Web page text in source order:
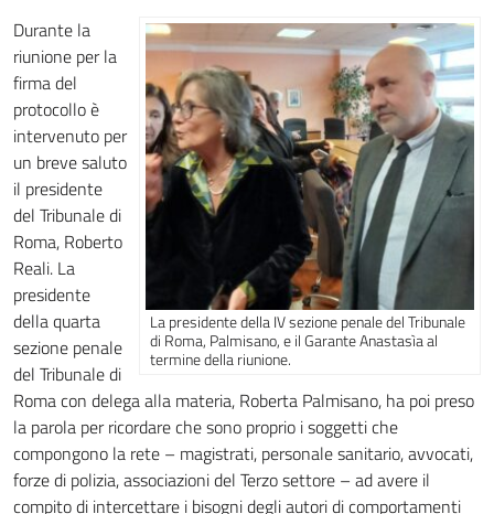
La presidente della IV sezione penale del Tribunale
di Roma, Palmisano, e il Garante Anastasìa al
termine della riunione.
Durante la
riunione per la
firma del
protocollo è
intervenuto per
un breve saluto
il presidente
del Tribunale di
Roma, Roberto
Reali. La
presidente
della quarta
sezione penale
del Tribunale di
Roma con delega alla materia, Roberta Palmisano, ha poi preso
la parola per ricordare che sono proprio i soggetti che
compongono la rete – magistrati, personale sanitario, avvocati,
forze di polizia, associazioni del Terzo settore – ad avere il
compito di intercettare i bisogni degli autori di comportamenti